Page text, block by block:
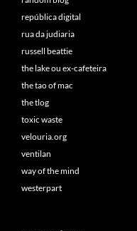
república digital
rua da judiaria
russell beattie
the lake ou ex-cafeteira
the tao of mac
the tlog
toxic waste
velouria.org
ventilan
way of the mind
westerpart